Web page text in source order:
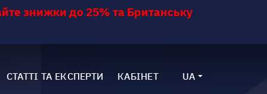
знижки до 25% та Британську
СТАТТІ ТА ЕКСПЕРТИ КАБІНЕТ UA